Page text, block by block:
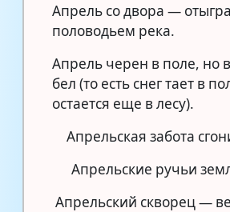
Апрель со двора —
половодьем река.
Апрель черен в поле, но
бел (то есть снег тает в
остается еще в лесу).
Апрельская забота
Апрельские ручьи
Апрельский скворец —